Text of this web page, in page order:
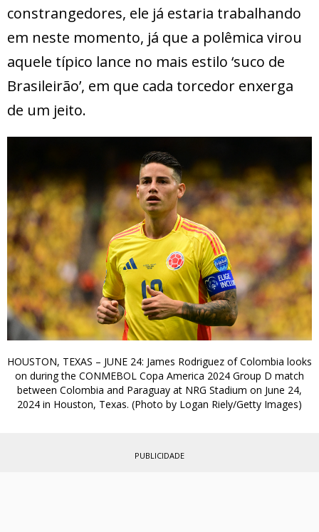
constrangedores, ele já estaria trabalhando
em neste momento, já que a polêmica virou
aquele típico lance no mais estilo ‘suco de
Brasileirão’, em que cada torcedor enxerga
de um jeito.
HOUSTON, TEXAS – JUNE 24: James Rodriguez of Colombia looks
on during the CONMEBOL Copa America 2024 Group D match
between Colombia and Paraguay at NRG Stadium on June 24,
2024 in Houston, Texas. (Photo by Logan Riely/Getty Images)
PUBLICIDADE